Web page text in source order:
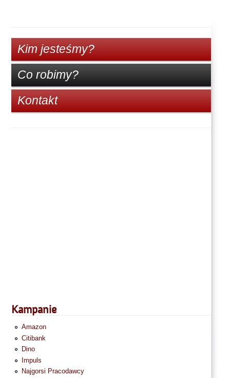
Kim jesteśmy?
Co robimy?
Kontakt
Kampanie
Amazon
Citibank
Dino
Impuls
Najgorsi Pracodawcy